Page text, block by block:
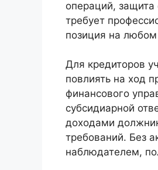
операций,
требует
позиция на
Для кредиторов
повлиять на ход
финансового
субсидиарной
доходами
требований. Без
наблюдателем,